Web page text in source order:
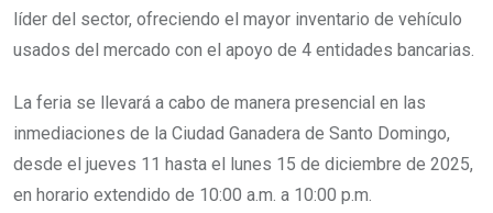
líder del sector, ofreciendo el mayor inventario de vehículo
usados del mercado con el apoyo de 4 entidades bancarias.
La feria se llevará a cabo de manera presencial en las
inmediaciones de la Ciudad Ganadera de Santo Domingo,
desde el jueves 11 hasta el lunes 15 de diciembre de 2025,
en horario extendido de 10:00 a.m. a 10:00 p.m.